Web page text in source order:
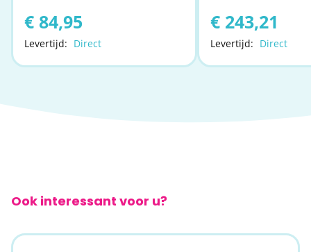
€ 84,95
Levertijd: Direct
€ 243,21
Levertijd: Direct
Ook interessant voor u?